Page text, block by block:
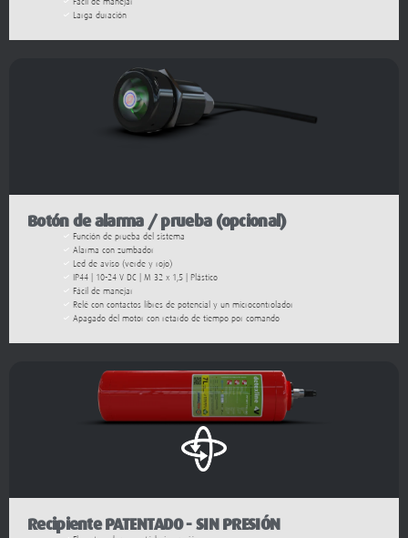
Botón de alarma / prueba (opcional)
Función de prueba del sistema
Alarma con zumbador
Led de aviso (verde y rojo)
IP44 | 10-24 V DC | M 32 x 1,5 | Plástico
Fácil de manejar
Relé con contactos libres de potencial y un microcontrolador
Apagado del motor con retardo de tiempo por comando
Recipiente PATENTADO - SIN PRESIÓN
El sistema sólo gana presión cuando se activa